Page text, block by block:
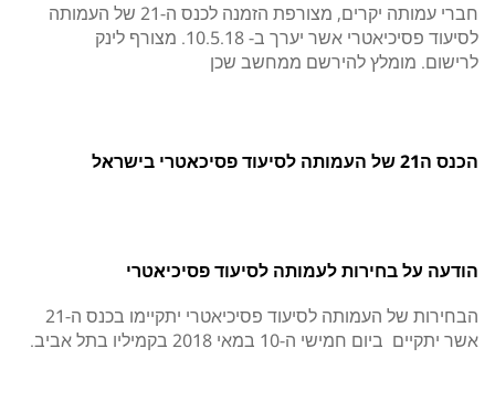
חברי עמותה יקרים, מצורפת הזמנה לכנס ה-21 של העמותה
לסיעוד פסיכיאטרי אשר יערך ב- 10.5.18. מצורף לינק
לרישום. מומלץ להירשם ממחשב שכן
הכנס ה21 של העמותה לסיעוד פסיכאטרי בישראל
הודעה על בחירות לעמותה לסיעוד פסיכיאטרי
הבחירות של העמותה לסיעוד פסיכיאטרי יתקיימו בכנס ה-21
אשר יתקיים ביום חמישי ה-10 במאי 2018 בקמיליו בתל אביב.